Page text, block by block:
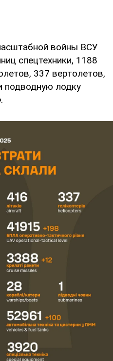
войны ВСУ
спецтехники, 1188
337 вертолетов,
подводную лодку